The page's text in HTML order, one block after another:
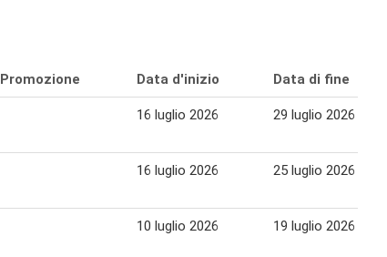
Promozione Data d'inizio Data di fine
16 luglio 2026 29 luglio 2026
16 luglio 2026 25 luglio 2026
10 luglio 2026 19 luglio 2026